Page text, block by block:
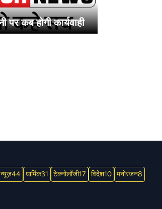
पर कब होगी कार्यवाही
44 धार्मिक31 टेक्नोलॉजी17 विदेश10 मनोरंजन8